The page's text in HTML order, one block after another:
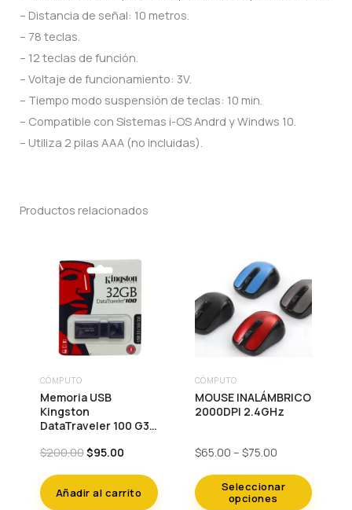
– Distancia de señal: 10 metros.
– 78 teclas.
– 12 teclas de función.
– Voltaje de funcionamiento: 3V.
– Tiempo modo suspensión de teclas: 10 min.
– Compatible con Sistemas i-OS Andrd y Windws 10.
– Utiliza 2 pilas AAA (no incluidas).
Productos relacionados
CÓMPUTO
Memoria USB
Kingston
DataTraveler 100 G3 /
Negro
$200.00Original
$200.00.
$95.00Current
$95.00.
Añadir al carrito
CÓMPUTO
MOUSE INALÁMBRICO
2000DPI 2.4GHz
$65.00 – $75.00Price
$65.00
through
Seleccionar
opciones
Este
producto
múltiples
Las